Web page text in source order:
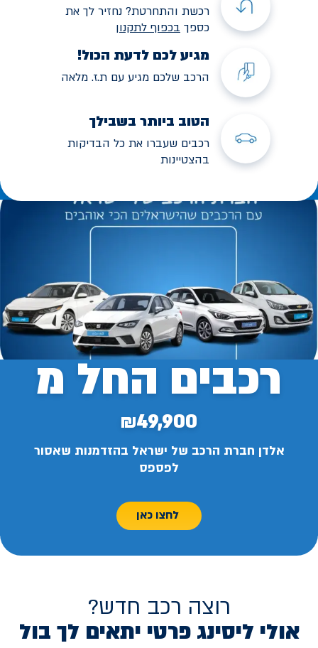
רכשת והתחרטת? נחזיר לך את
כספך בכפוף לתקנון
מגיע לכם לדעת הכול!
הרכב שלכם מגיע עם ת.ז. מלאה
הטוב ביותר בשבילך
רכבים שעברו את כל הבדיקות
בהצטיינות
רכבים החל מ
₪49,900
אלדן חברת הרכב של ישראל בהזדמנות שאסור
לפספס
לחצו כאן
רוצה רכב חדש?
אולי ליסינג פרטי יתאים לך בול